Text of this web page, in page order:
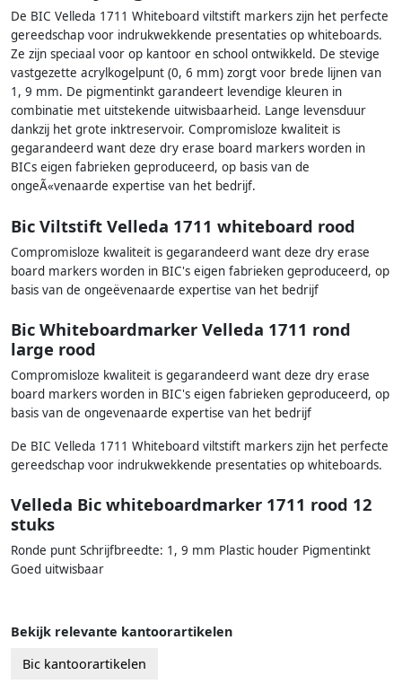
De BIC Velleda 1711 Whiteboard viltstift markers zijn het perfecte
gereedschap voor indrukwekkende presentaties op whiteboards.
Ze zijn speciaal voor op kantoor en school ontwikkeld. De stevige
vastgezette acrylkogelpunt (0, 6 mm) zorgt voor brede lijnen van
1, 9 mm. De pigmentinkt garandeert levendige kleuren in
combinatie met uitstekende uitwisbaarheid. Lange levensduur
dankzij het grote inktreservoir. Compromisloze kwaliteit is
gegarandeerd want deze dry erase board markers worden in
BICs eigen fabrieken geproduceerd, op basis van de
ongeÃ«venaarde expertise van het bedrijf.
Bic Viltstift Velleda 1711 whiteboard rood
Compromisloze kwaliteit is gegarandeerd want deze dry erase
board markers worden in BIC's eigen fabrieken geproduceerd, op
basis van de ongeëvenaarde expertise van het bedrijf
Bic Whiteboardmarker Velleda 1711 rond
large rood
Compromisloze kwaliteit is gegarandeerd want deze dry erase
board markers worden in BIC's eigen fabrieken geproduceerd, op
basis van de ongevenaarde expertise van het bedrijf
De BIC Velleda 1711 Whiteboard viltstift markers zijn het perfecte
gereedschap voor indrukwekkende presentaties op whiteboards.
Velleda Bic whiteboardmarker 1711 rood 12
stuks
Ronde punt Schrijfbreedte: 1, 9 mm Plastic houder Pigmentinkt
Goed uitwisbaar
Bekijk relevante kantoorartikelen
Bic kantoorartikelen